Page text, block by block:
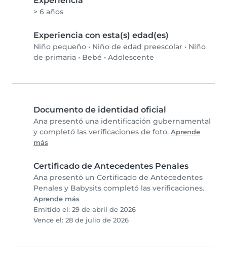
> 6 años
Experiencia con esta(s) edad(es)
Niño pequeño • Niño de edad preescolar • Niño
de primaria • Bebé • Adolescente
Documento de identidad oficial
Ana presentó una identificación gubernamental
y completó las verificaciones de foto. Aprende
más
Certificado de Antecedentes Penales
Ana presentó un Certificado de Antecedentes
Penales y Babysits completó las verificaciones.
Aprende más
Emitido el: 29 de abril de 2026
Vence el: 28 de julio de 2026